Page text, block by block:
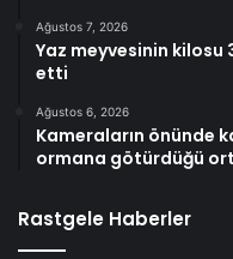
Ağustos 7, 2026
Yaz meyvesinin kilosu
etti
Ağustos 6, 2026
Kameraların önünde
ormana götürdüğü
Rastgele Haberler